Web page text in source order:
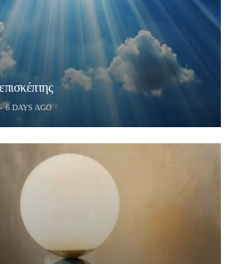
6 DAYS AGO